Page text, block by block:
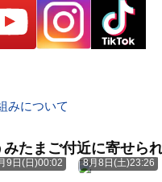
みについて
たまご付近に寄せら
9日(日)00:02 8月8日(土)23:26